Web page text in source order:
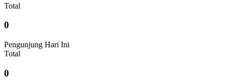
Total
0
Pengunjung Hari Ini
Total
0